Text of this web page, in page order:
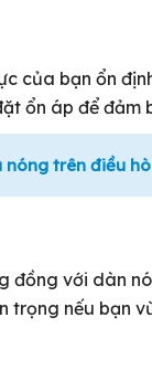
của bạn ổn
ổn áp để đảm
nóng trên điều
đồng với dàn
trọng nếu bạn